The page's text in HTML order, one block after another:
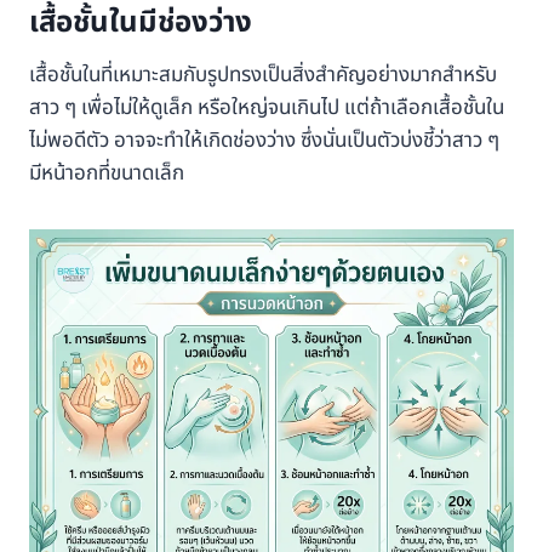
เสื้อชั้นในมีช่องว่าง
เสื้อชั้นในที่เหมาะสมกับรูปทรงเป็นสิ่งสำคัญอย่างมากสำหรับ
สาว ๆ เพื่อไม่ให้ดูเล็ก หรือใหญ่จนเกินไป แต่ถ้าเลือกเสื้อชั้นใน
ไม่พอดีตัว อาจจะทำให้เกิดช่องว่าง ซึ่งนั่นเป็นตัวบ่งชี้ว่าสาว ๆ
มีหน้าอกที่ขนาดเล็ก